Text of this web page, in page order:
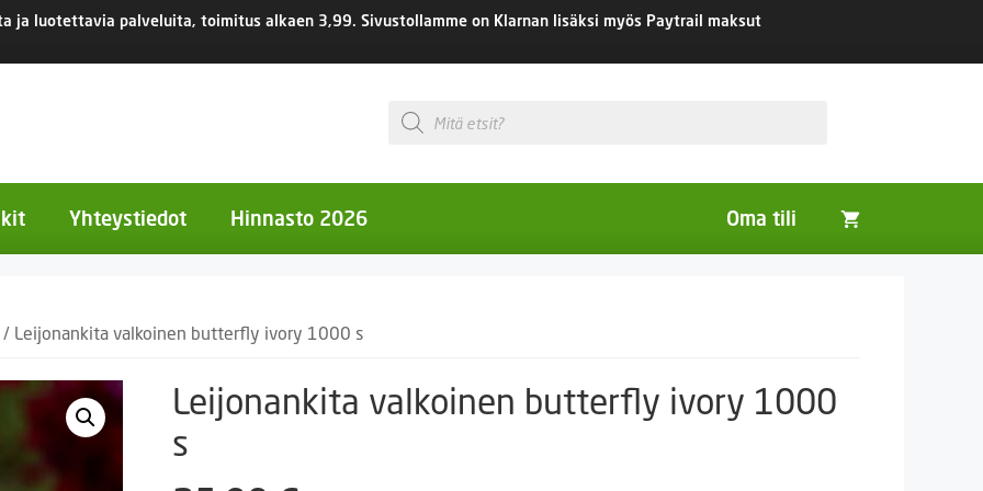
ja luotettavia palveluita, toimitus alkaen 3,99. Sivustollamme on Klarnan lisäksi myös Paytrail maksut
Products
search
kukat
kukat
Yhteystiedot Hinnasto 2026 Oma tili
/ Leijonankita valkoinen butterfly ivory 1000 s
Leijonankita valkoinen butterfly ivory 1000
s